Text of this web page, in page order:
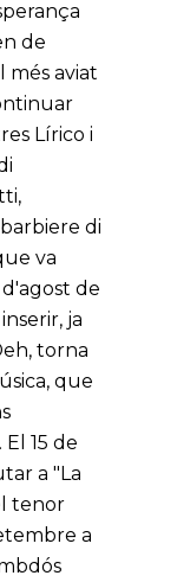
de
més aviat
Lírico i
di
va
de
ja
torna
que
15 de
a "La
tenor
a